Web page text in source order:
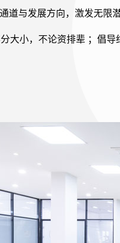
道与发展方向，激发无限潜
大小，不论资排辈 ；倡导